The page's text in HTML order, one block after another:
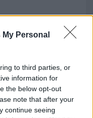
Personal
to third parties, or
information for
the below opt-out
note that after your
continue seeing
racconto
accoglienza